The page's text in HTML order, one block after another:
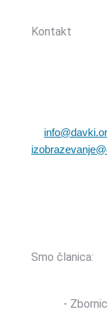
Kontakt
Smo članica:
-